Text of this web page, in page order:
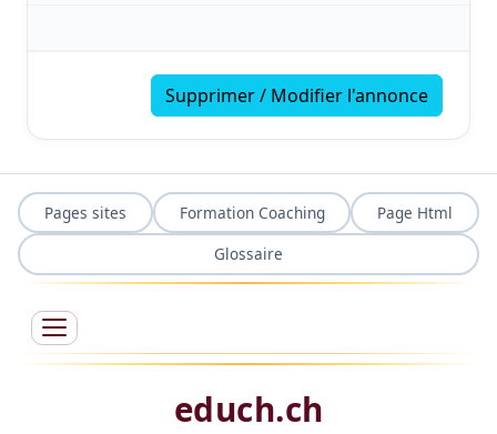
Supprimer / Modifier l'annonce
Pages sites Formation Coaching
Page Html
Glossaire
educh.ch